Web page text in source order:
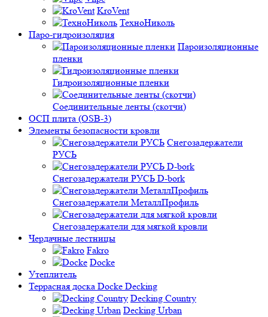
KroVent
ТехноНиколь
Паро-гидроизоляция
Пароизоляционные
пленки
Гидроизоляционные пленки
Соединительные ленты (скотчи)
ОСП плита (OSB-3)
Элементы безопасности кровли
Снегозадержатели
РУСЬ
Снегозадержатели РУСЬ D-bork
Снегозадержатели МеталлПрофиль
Снегозадержатели для мягкой кровли
Чердачные лестницы
Fakro
Docke
Утеплитель
Террасная доска Docke Decking
Decking Country
Decking Urban